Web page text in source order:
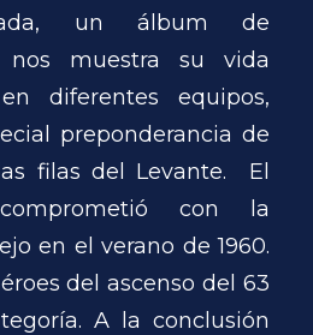
un álbum de
nos muestra su vida
diferentes equipos,
preponderancia de
filas del Levante. El
con la
en el verano de 1960.
del ascenso del 63
A la conclusión